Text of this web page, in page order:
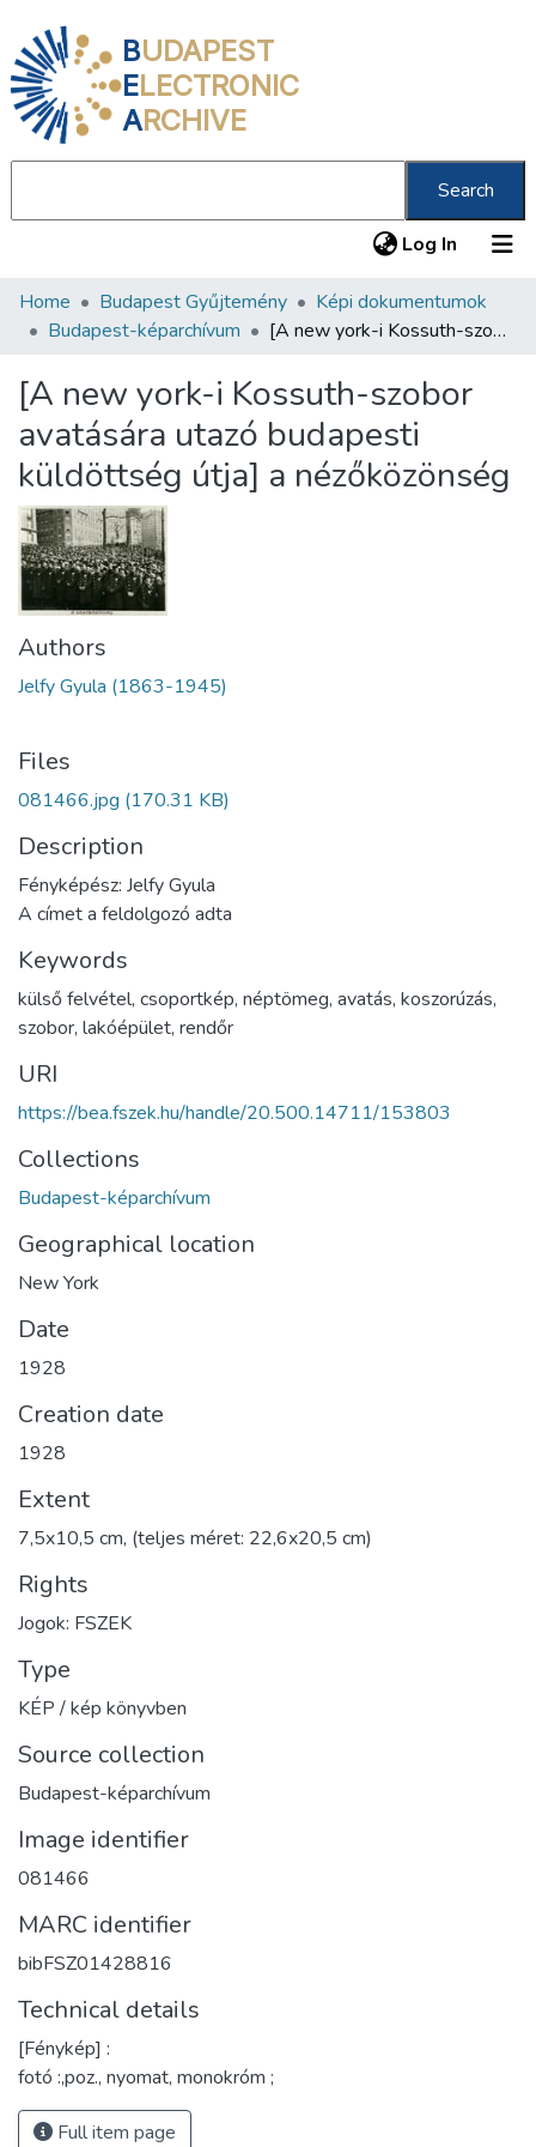
BUDAPEST
ELECTRONIC
ARCHIVE
Search
Log In (current)
Communities & Collections
Statistics
About us
Home Budapest Gyűjtemény
Képi dokumentumok
Budapest-képarchívum
[A new york-i Kossuth-szobor avatására utazó budapesti küldöttség útja] a nézőközönség
[A new york-i Kossuth-szobor
avatására utazó budapesti
küldöttség útja] a nézőközönség
Authors
Jelfy Gyula (1863-1945)
Files
081466.jpg (170.31 KB)
Description
Fényképész: Jelfy Gyula
A címet a feldolgozó adta
Keywords
külső felvétel, csoportkép, néptömeg, avatás, koszorúzás,
szobor, lakóépület, rendőr
URI
https://bea.fszek.hu/handle/20.500.14711/153803
Collections
Budapest-képarchívum
Geographical location
New York
Date
1928
Creation date
1928
Extent
7,5x10,5 cm, (teljes méret: 22,6x20,5 cm)
Rights
Jogok: FSZEK
Type
KÉP / kép könyvben
Source collection
Budapest-képarchívum
Image identifier
081466
MARC identifier
bibFSZ01428816
Technical details
[Fénykép] :
fotó :,poz., nyomat, monokróm ;
Full item page